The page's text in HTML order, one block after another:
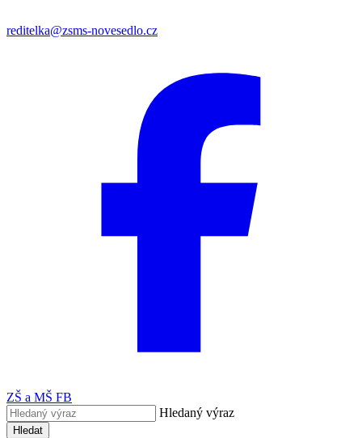
reditelka@zsms-novesedlo.cz
ZŠ a MŠ FB
Hledaný výraz
Hledat